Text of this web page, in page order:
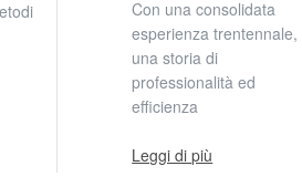
Con una consolidata
esperienza trentennale,
una storia di
professionalità ed
efficienza
Leggi di più